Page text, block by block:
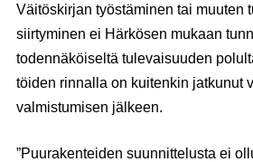
Väitöskirjan työstäminen tai muuten
siirtyminen ei Härkösen mukaan
todennäköiseltä tulevaisuuden
töiden rinnalla on kuitenkin jatkunut
valmistumisen jälkeen.
”Puurakenteiden suunnittelusta ei